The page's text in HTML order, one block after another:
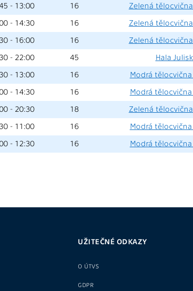
- 13:00 16 Zelená
- 14:30 16 Zelená
- 16:00 16 Zelená
- 22:00 45 Hala
- 13:00 16 Modrá
- 14:30 16 Modrá
- 20:30 18 Zelená
- 11:00 16 Modrá
- 12:30 16 Modrá
UŽITEČNÉ ODKAZY
O ÚTVS
GDPR